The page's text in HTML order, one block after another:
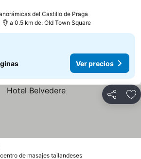
del Castillo de Praga
a 0.5 km de: Old Town Square
Ver precios
Compartir
de masajes tailandeses